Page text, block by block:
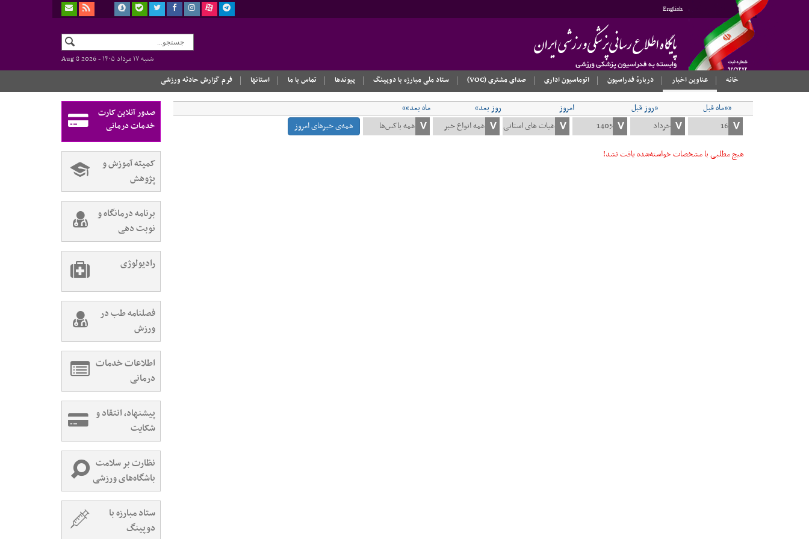
English
شنبه ۱۷ مرداد ۱۴۰۵ -
Aug 8 2026
خانه
عناوین اخبار دربارهٔ فدراسیون اتوماسیون اداری صدای مشتری (VOC) ستاد ملی مبارزه با دوپینگ پیوندها تماس با ما استانها فرم گزارش حادثه ورزشی
««ماه قبل «روز قبل امروز روز بعد»
ماه بعد»»
همه‌ی خبرهای امروز
هیچ مطلبی با مشخصات خواسته‌شده یافت نشد!
صدور آنلاین کارت
خدمات درمانی
کمیته آموزش و
پژوهش
برنامه درمانگاه و
نوبت دهی
رادیولوژی
فصلنامه طب در
ورزش
اطلاعات خدمات
درمانی
پیشنهاد، انتقاد و
شکایت
نظارت بر سلامت
باشگاه‌های ورزشی
ستاد مبارزه با
دوپینگ